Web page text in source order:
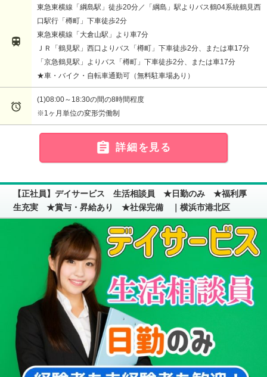

東急東横線「綱島駅」徒歩20分／「綱島」駅よりバス鶴04系統鶴見西
口駅行「樽町」下車徒歩2分
東急東横線「大倉山駅」より車7分
ＪＲ「鶴見駅」西口よりバス「樽町」下車徒歩2分、または車17分
「京急鶴見駅」よりバス「樽町」下車徒歩2分、または車17分
★車・バイク・自転車通勤可（無料駐車場あり）

(1)08:00～18:30の間の8時間程度
※1ヶ月単位の変形労働制
 詳細を見る
【正社員】デイサービス 生活相談員 ★日勤のみ ★福利厚
生充実 ★賞与・昇給あり ★社保完備 ｜横浜市港北区